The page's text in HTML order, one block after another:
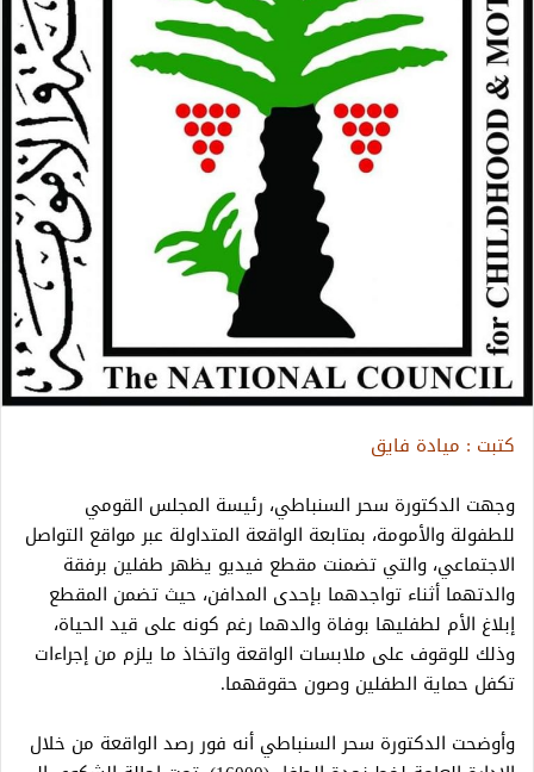
كتبت : ميادة فايق
وجهت الدكتورة سحر السنباطي، رئيسة المجلس القومي
للطفولة والأمومة، بمتابعة الواقعة المتداولة عبر مواقع التواصل
الاجتماعي، والتي تضمنت مقطع فيديو يظهر طفلين برفقة
والدتهما أثناء تواجدهما بإحدى المدافن، حيث تضمن المقطع
إبلاغ الأم لطفليها بوفاة والدهما رغم كونه على قيد الحياة،
وذلك للوقوف على ملابسات الواقعة واتخاذ ما يلزم من إجراءات
تكفل حماية الطفلين وصون حقوقهما.
وأوضحت الدكتورة سحر السنباطي أنه فور رصد الواقعة من خلال